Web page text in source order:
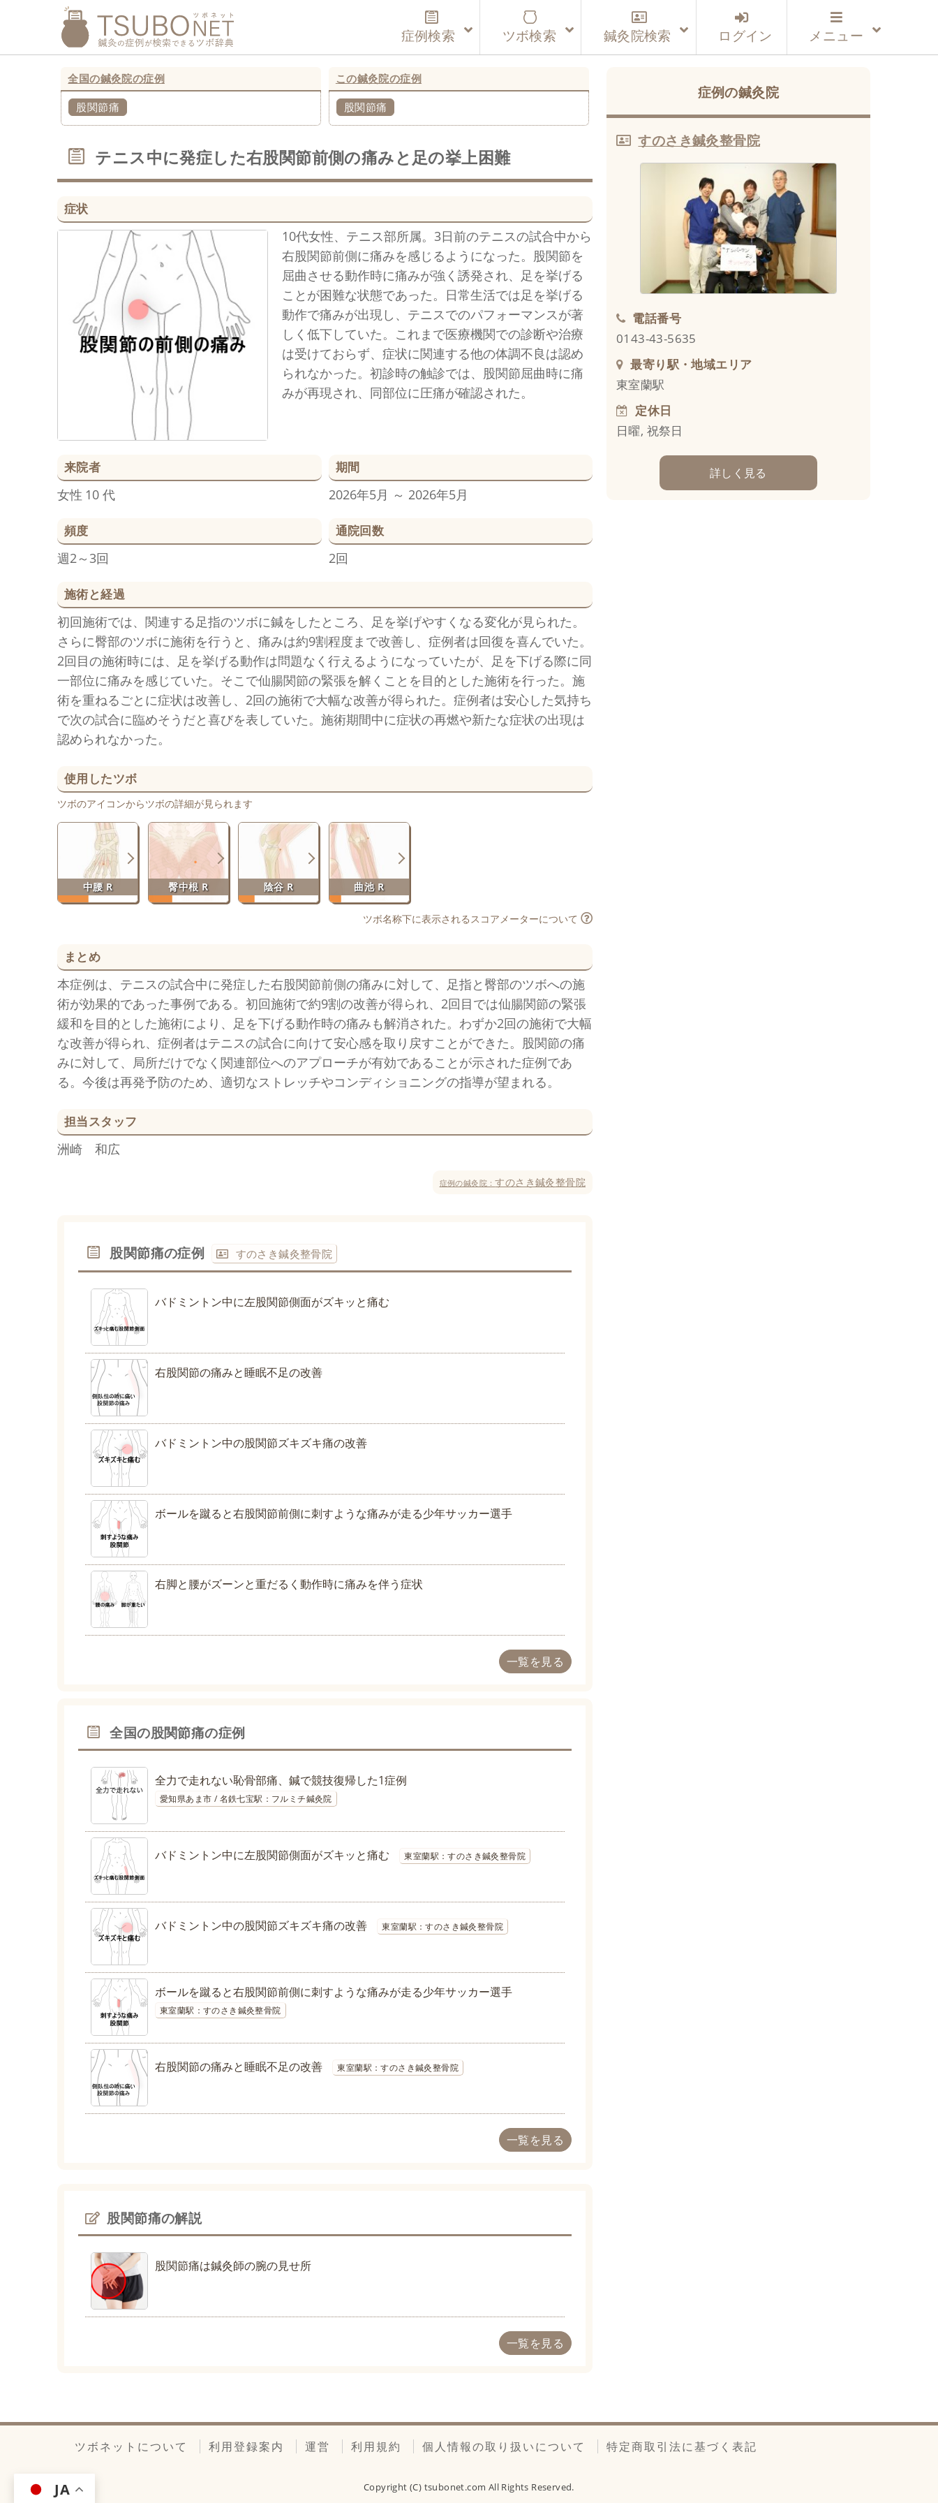
症例検索 ツボ検索 鍼灸院検索 ログイン メニュー
全国の鍼灸院の症例
股関節痛
この鍼灸院の症例
股関節痛
テニス中に発症した右股関節前側の痛みと足の挙上困難
症状
10代女性、テニス部所属。3日前のテニスの試合中から
右股関節前側に痛みを感じるようになった。股関節を
屈曲させる動作時に痛みが強く誘発され、足を挙げる
ことが困難な状態であった。日常生活では足を挙げる
動作で痛みが出現し、テニスでのパフォーマンスが著
しく低下していた。これまで医療機関での診断や治療
は受けておらず、症状に関連する他の体調不良は認め
られなかった。初診時の触診では、股関節屈曲時に痛
みが再現され、同部位に圧痛が確認された。
来院者
女性 10 代
期間
2026年5月 ～ 2026年5月
頻度
週2～3回
通院回数
2回
施術と経過
初回施術では、関連する足指のツボに鍼をしたところ、足を挙げやすくなる変化が見られた。
さらに臀部のツボに施術を行うと、痛みは約9割程度まで改善し、症例者は回復を喜んでいた。
2回目の施術時には、足を挙げる動作は問題なく行えるようになっていたが、足を下げる際に同
一部位に痛みを感じていた。そこで仙腸関節の緊張を解くことを目的とした施術を行った。施
術を重ねるごとに症状は改善し、2回の施術で大幅な改善が得られた。症例者は安心した気持ち
で次の試合に臨めそうだと喜びを表していた。施術期間中に症状の再燃や新たな症状の出現は
認められなかった。
使用したツボ
ツボのアイコンからツボの詳細が見られます
中腰 R 臀中根 R 陰谷 R 曲池 R
ツボ名称下に表示されるスコアメーターについて
まとめ
本症例は、テニスの試合中に発症した右股関節前側の痛みに対して、足指と臀部のツボへの施
術が効果的であった事例である。初回施術で約9割の改善が得られ、2回目では仙腸関節の緊張
緩和を目的とした施術により、足を下げる動作時の痛みも解消された。わずか2回の施術で大幅
な改善が得られ、症例者はテニスの試合に向けて安心感を取り戻すことができた。股関節の痛
みに対して、局所だけでなく関連部位へのアプローチが有効であることが示された症例であ
る。今後は再発予防のため、適切なストレッチやコンディショニングの指導が望まれる。
担当スタッフ
洲崎 和広
症例の鍼灸院：すのさき鍼灸整骨院
股関節痛の症例 すのさき鍼灸整骨院
バドミントン中に左股関節側面がズキッと痛む
右股関節の痛みと睡眠不足の改善
バドミントン中の股関節ズキズキ痛の改善
ボールを蹴ると右股関節前側に刺すような痛みが走る少年サッカー選手
右脚と腰がズーンと重だるく動作時に痛みを伴う症状
一覧を見る
全国の股関節痛の症例
全力で走れない恥骨部痛、鍼で競技復帰した1症例
愛知県あま市 / 名鉄七宝駅：フルミチ鍼灸院
バドミントン中に左股関節側面がズキッと痛む 東室蘭駅：すのさき鍼灸整骨院
バドミントン中の股関節ズキズキ痛の改善 東室蘭駅：すのさき鍼灸整骨院
ボールを蹴ると右股関節前側に刺すような痛みが走る少年サッカー選手
東室蘭駅：すのさき鍼灸整骨院
右股関節の痛みと睡眠不足の改善 東室蘭駅：すのさき鍼灸整骨院
一覧を見る
股関節痛の解説
股関節痛は鍼灸師の腕の見せ所
一覧を見る
症例の鍼灸院
すのさき鍼灸整骨院
電話番号
0143-43-5635
最寄り駅・地域エリア
東室蘭駅
定休日
日曜, 祝祭日
詳しく見る
ツボネットについて 利用登録案内 運営 利用規約 個人情報の取り扱いについて 特定商取引法に基づく表記
Copyright (C) tsubonet.com All Rights Reserved.
JA